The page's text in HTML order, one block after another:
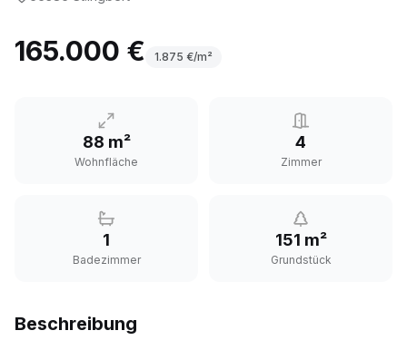
165.000 € 1.875 €/m²
88 m²
Wohnfläche
4
Zimmer
1
Badezimmer
151 m²
Grundstück
Beschreibung